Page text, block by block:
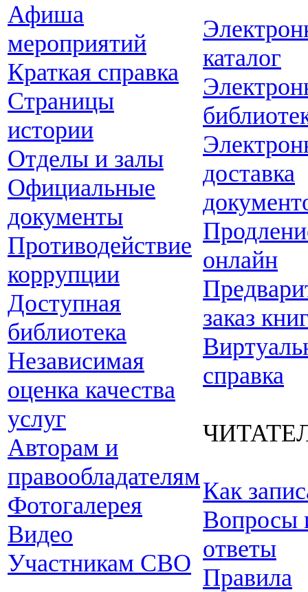
Афиша
мероприятий
Краткая справка
Страницы
истории
Отделы и залы
Официальные
документы
Противодействие
коррупции
Доступная
библиотека
Независимая
оценка качества
услуг
Авторам и
правообладателям
Фотогалерея
Видео
Участникам СВО
каталог
доставка
онлайн
заказ
справка
Как
Вопросы
ответы
Правила